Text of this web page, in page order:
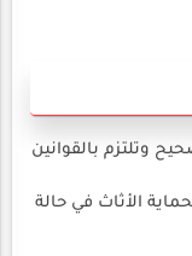
وتلتزم بالقوانين
الأثاث في حالة